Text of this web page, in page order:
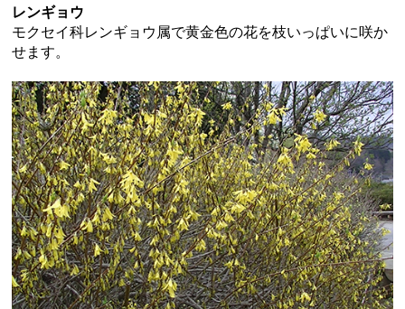
レンギョウ
モクセイ科レンギョウ属で黄金色の花を枝いっぱいに咲か
せます。